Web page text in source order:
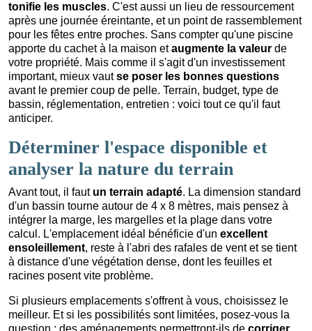
tonifie les muscles. C'est aussi un lieu de ressourcement
après une journée éreintante, et un point de rassemblement
pour les fêtes entre proches. Sans compter qu'une piscine
apporte du cachet à la maison etaugmente la valeur de
votre propriété. Mais comme il s'agit d'un investissement
important, mieux vautse poser les bonnes questions
avant le premier coup de pelle. Terrain, budget, type de
bassin, réglementation, entretien : voici tout ce qu'il faut
anticiper.
Déterminer l'espace disponible et
analyser la nature du terrain
Avant tout, il faut un terrain adapté. La dimension standard
d'un bassin tourne autour de 4 x 8 mètres, mais pensez à
intégrer la marge, les margelles et la plage dans votre
calcul. L'emplacement idéal bénéficie d'un excellent
ensoleillement, reste à l'abri des rafales de vent et se tient
à distance d'une végétation dense, dont les feuilles et
racines posent vite problème.
Si plusieurs emplacements s'offrent à vous, choisissez le
meilleur. Et si les possibilités sont limitées, posez-vous la